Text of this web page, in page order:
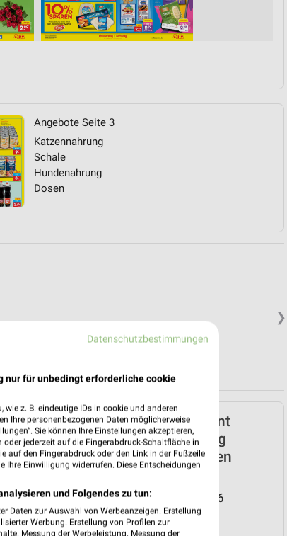
Angebote Seite 3
Katzennahrung
Schale
Hundenahrung
Dosen
❯
Netto Marken-Discount
Prospekt für Strasburg
(Uckermark) ab Do. den
Reisemagazin August 2026
Gültig von 30. Jul. bis 31. Aug.
Datenschutzbestimmungen
nur für unbedingt erforderliche cookie
z. B. eindeutige IDs in cookie und anderen
Ihre personenbezogenen Daten möglicherweise
Sie können Ihre Einstellungen akzeptieren,
jederzeit auf die Fingerabdruck-Schaltfläche in
auf den Fingerabdruck oder den Link in der Fußzeile
Ihre Einwilligung widerrufen. Diese Entscheidungen
und Folgendes zu tun:
Daten zur Auswahl von Werbeanzeigen. Erstellung
Werbung. Erstellung von Profilen zur
Messung der Werbeleistung. Messung der